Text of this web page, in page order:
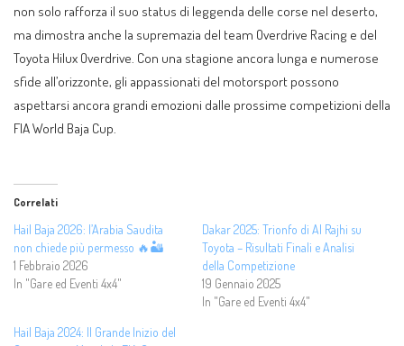
non solo rafforza il suo status di leggenda delle corse nel deserto,
ma dimostra anche la supremazia del team Overdrive Racing e del
Toyota Hilux Overdrive. Con una stagione ancora lunga e numerose
sfide all’orizzonte, gli appassionati del motorsport possono
aspettarsi ancora grandi emozioni dalle prossime competizioni della
FIA World Baja Cup.
Correlati
Hail Baja 2026: l’Arabia Saudita
non chiede più permesso 🔥🏜️
1 Febbraio 2026
In "Gare ed Eventi 4x4"
Dakar 2025: Trionfo di Al Rajhi su
Toyota – Risultati Finali e Analisi
della Competizione
19 Gennaio 2025
In "Gare ed Eventi 4x4"
Hail Baja 2024: Il Grande Inizio del